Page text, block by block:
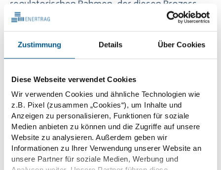
Zustimmung Details Über Cookies
Diese Webseite verwendet Cookies
Wir verwenden Cookies und ähnliche Technologien wie
z.B. Pixel (zusammen „Cookies“), um Inhalte und
Anzeigen zu personalisieren, Funktionen für soziale
Medien anbieten zu können und die Zugriffe auf unsere
Website zu analysieren. Außerdem geben wir
Informationen zu Ihrer Verwendung unserer Website an
unsere Partner für soziale Medien, Werbung und
regulatorischen Rahmen, der diesen Prozess
begleitet.
Partner gefunden zu haben. Das noch zu
bauende, moderne Windfeld Lübs in räumlicher
Nähe unseres Industriebetriebes wird einen
wesentlichen Beitrag zur Sicherung unserer
Wettbewerbsfähigkeit durch die weitgehende